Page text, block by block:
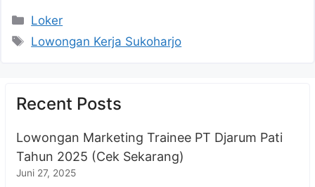
Kategori
Loker
Tag
Lowongan Kerja Sukoharjo
Recent Posts
Lowongan Marketing Trainee PT Djarum Pati
Tahun 2025 (Cek Sekarang)
Juni 27, 2025